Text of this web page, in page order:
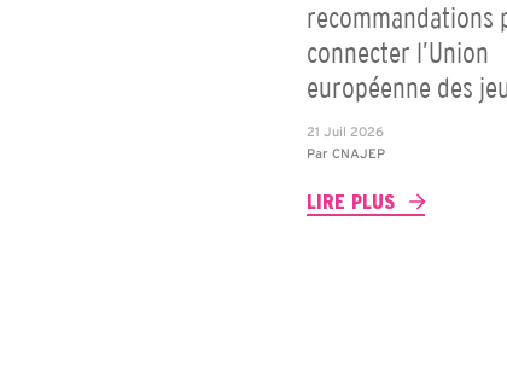
recommandations
connecter l’Union
européenne des
21 Juil 2026
ParCNAJEP
LIRE PLUS